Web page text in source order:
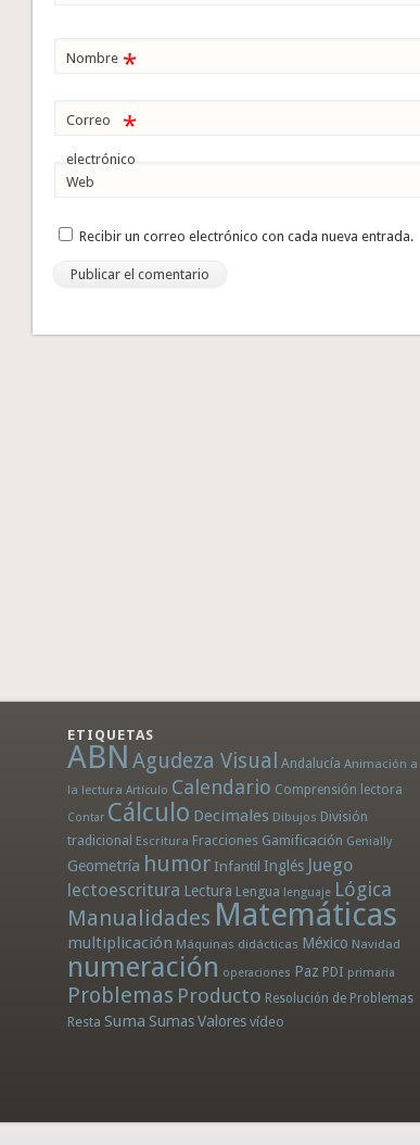
Nombre *
Correo
electrónico
*
Web
Recibir un correo electrónico con cada nueva entrada.
ETIQUETAS
ABN Agudeza Visual Andalucía Animación a
la lectura Artículo Calendario Comprensión lectora
Contar Cálculo Decimales Dibujos División
tradicional Escritura Fracciones Gamificación Genially
Geometría humor Infantil Inglés Juego
lectoescritura Lectura Lengua lenguaje Lógica
Manualidades Matemáticas
multiplicación Máquinas didácticas México Navidad
numeración operaciones Paz PDI primaria
Problemas Producto Resolución de Problemas
Resta Suma SumasValores vídeo